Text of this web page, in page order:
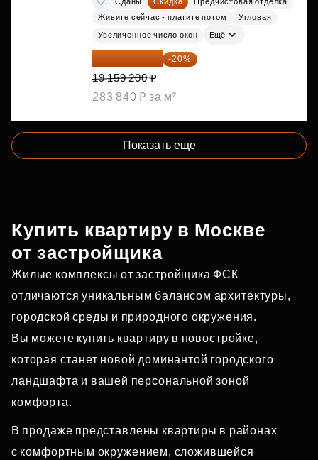
Живите сейчас - платите потом
Угловая
Увеличенное число окон Ещё
15 327 360 ₽ -20%
19 159 200 ₽
283 840 ₽ за м²
Показать еще
Купить квартиру в Москве
от застройщика
Жилые комплексы от застройщика ФСК
отличаются уникальным балансом архитектуры,
городской среды и природного окружения.
Вы можете купить квартиру в новостройке,
которая станет новой доминантой городского
ландшафта и вашей персональной зоной
комфорта.
В продаже представлены квартиры в районах
с комфортным окружением, сложившейся